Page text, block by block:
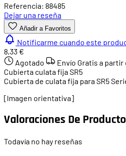
Referencia: 88485
Dejar una reseña
Añadir a Favoritos
Notificarme cuando este
8,33 €
Agotado
Envío Gratis a partir
Cubierta culata fija SR5
Cubierta de culata fija para SR5
[Imagen orientativa]
Valoraciones De
Todavía no hay reseñas